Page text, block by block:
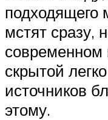
подходящего
мстят сразу,
современном
скрытой
источников
этому.